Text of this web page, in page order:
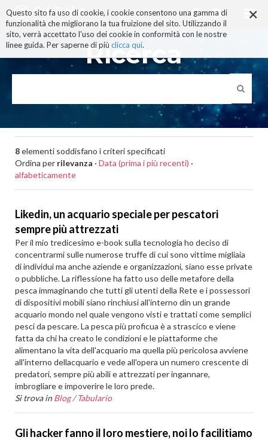
×
Questo sito fa uso di cookie, i cookie consentono una gamma di
funzionalità che migliorano la tua fruizione del sito. Utilizzando il
sito, verrà accettato l'uso dei cookie in conformità con le nostre
linee guida. Per saperne di più clicca qui.
ai
contenuti.
|
alla
navigazione
Ricerca
8elementi soddisfano i criteri specificati
Ordina per rilevanza · Data (prima i più recenti) ·
alfabeticamente
Likedin, un acquario speciale per pescatori
sempre più attrezzati
Per il mio tredicesimo e-book sulla tecnologia ho deciso di
concentrarmi sulle numerose truffe di cui sono vittime migliaia
di individui ma anche aziende e organizzazioni, siano esse private
o pubbliche. La riflessione ha fatto uso delle metafore della
pesca immaginando che tutti gli utenti della Rete e i possessori
di dispositivi mobili siano rinchiusi all'interno din un grande
acquario mondo nel quale vengono visti e trattati come semplici
pesci da pescare. La pesca più proficua è a strascico e viene
fatta da chi ha creato le condizioni e le piattaforme che
alimentano la vita dell'acquario ma quella più pericolosa avviene
all'interno dellacquario e vede all'opera un numero crescente di
predatori, sempre più abili e attrezzati per ingannare,
imbrogliare e impoverire le loro prede.
Si trova in Blog /Tabulario
Gli hacker fanno il loro mestiere, noi lo facilitiamo